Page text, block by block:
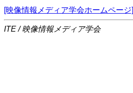
[映像情報メディア学会ホームページ]
ITE / 映像情報メディア学会